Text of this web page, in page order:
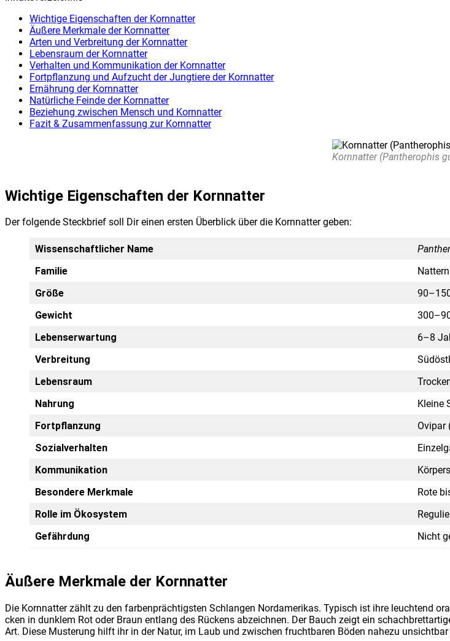
Wich­ti­ge Eigen­schaf­ten der Korn­nat­ter
Äuße­re Merk­ma­le der Korn­nat­ter
Arten und Ver­brei­tung der Korn­nat­ter
Lebens­raum der Korn­nat­ter
Ver­hal­ten und Kom­mu­ni­ka­ti­on der Korn­nat­ter
Fort­pflan­zung und Auf­zucht der Jung­tie­re der Korn­nat­ter
Ernäh­rung der Korn­nat­ter
Natür­li­che Fein­de der Korn­nat­ter
Bezie­hung zwi­schen Mensch und Korn­nat­ter
Fazit & Zusam­men­fas­sung zur Korn­nat­ter
Korn­nat­ter (Pan­thero­phis
Wich­ti­ge Eigen­schaf­ten der Korn­nat­ter
Der fol­gen­de Steck­brief soll Dir einen ers­ten Über­blick über die Korn­nat­ter geben:
Wis­sen­schaft­li­cher Name
Fami­lie
Grö­ße
Gewicht
Lebens­er­war­tung
6–8
Ver­brei­tung
Lebens­raum
Nah­rung
Klei­ne
Fort­pflan­zung
Ovi­par
Sozi­al­ver­hal­ten
Kom­mu­ni­ka­ti­on
Beson­de­re Merk­ma­le
Rote
Rol­le im Öko­sys­tem
Gefähr­dung
Nicht
Äuße­re Merk­ma­le der Korn­nat­ter
Die Korn­nat­ter zählt zu den far­ben­präch­tigs­ten Schlan­gen Nord­ame­ri­kas. Typisch ist ihre leuch­tend
cken in dunk­lem Rot oder Braun ent­lang des Rückens abzeich­nen. Der Bauch zeigt ein
Art. Die­se Mus­te­rung hilft ihr in der Natur, im Laub und zwi­schen frucht­ba­ren Böden nahe­zu unsicht­bar